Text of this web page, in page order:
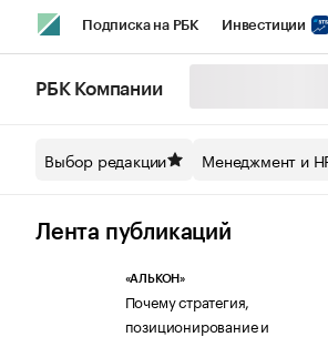
Подписка на РБК Инвестиции
Спецпроекты СПб
Технологии и медиа
РБК Компании
Выбор редакции Менеджмент и
Лента публикаций
«АЛЬКОН»
Почему стратегия,
позиционирование и